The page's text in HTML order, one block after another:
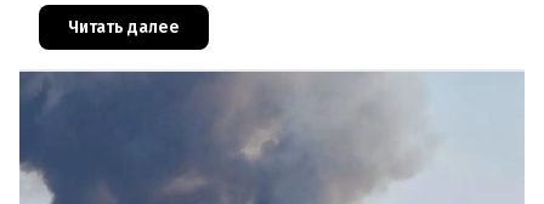
масштабное расследование, которое продо
Читать далее